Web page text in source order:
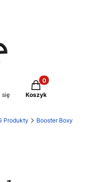
się
Produkty w
Koszyk
Produkty Booster Boxy